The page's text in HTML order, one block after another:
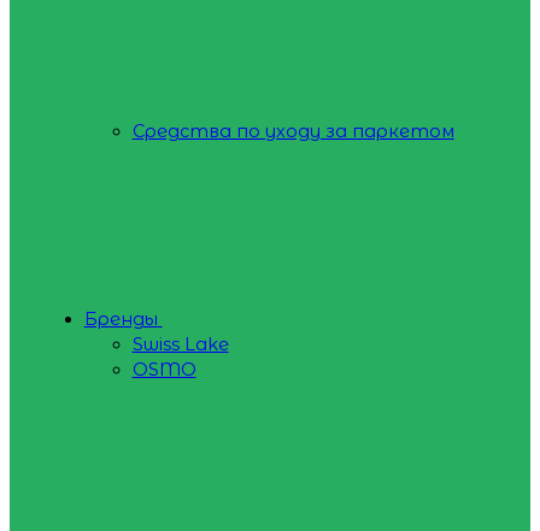
Средства по уходу за паркетом
Бренды
Swiss Lake
OSMO